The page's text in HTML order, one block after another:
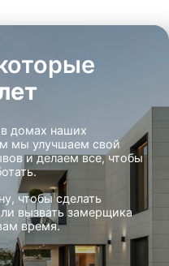
домах наших
мы улучшаем свой
и делаем все, чтобы
чтобы сделать
вызвать замерщика
время.